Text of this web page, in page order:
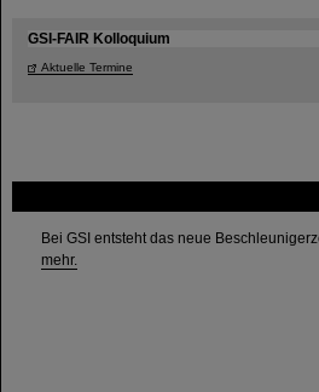
Bei GSI entsteht das neue
mehr.
GSI-FAIR Kolloquium
Aktuelle Termine